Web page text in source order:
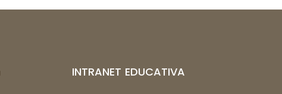
INTRANET EDUCATIVA